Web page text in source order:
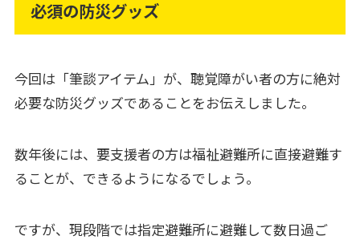
必須の防災グッズ
今回は「筆談アイテム」が、聴覚障がい者の方に絶対
必要な防災グッズであることをお伝えしました。
数年後には、要支援者の方は福祉避難所に直接避難す
ることが、できるようになるでしょう。
ですが、現段階では指定避難所に避難して数日過ご